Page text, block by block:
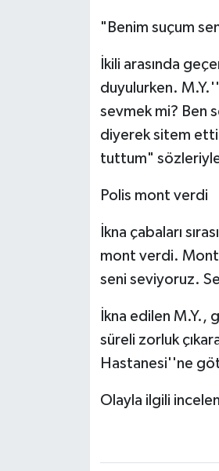
"Benim suçum
İkili arasında
duyulurken.
sevmek mi? Ben
diyerek sitem etti.
tuttum" sözleriyle
Polis mont verdi
İkna çabaları
mont verdi.
seni seviyoruz.
İkna edilen M.Y.,
süreli zorluk
Hastanesi''ne
Olayla ilgili